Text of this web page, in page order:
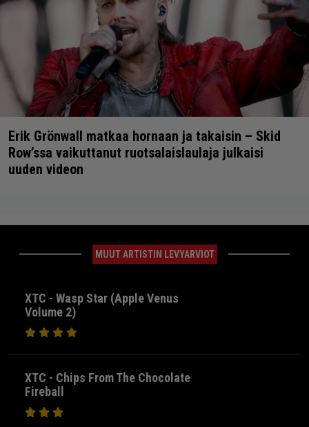
Erik Grönwall matkaa hornaan ja takaisin – Skid
Row’ssa vaikuttanut ruotsalaislaulaja julkaisi
uuden videon
MUUT ARTISTIN LEVYARVIOT
XTC - Wasp Star (Apple Venus
Volume 2)
XTC - Chips From The Chocolate
Fireball